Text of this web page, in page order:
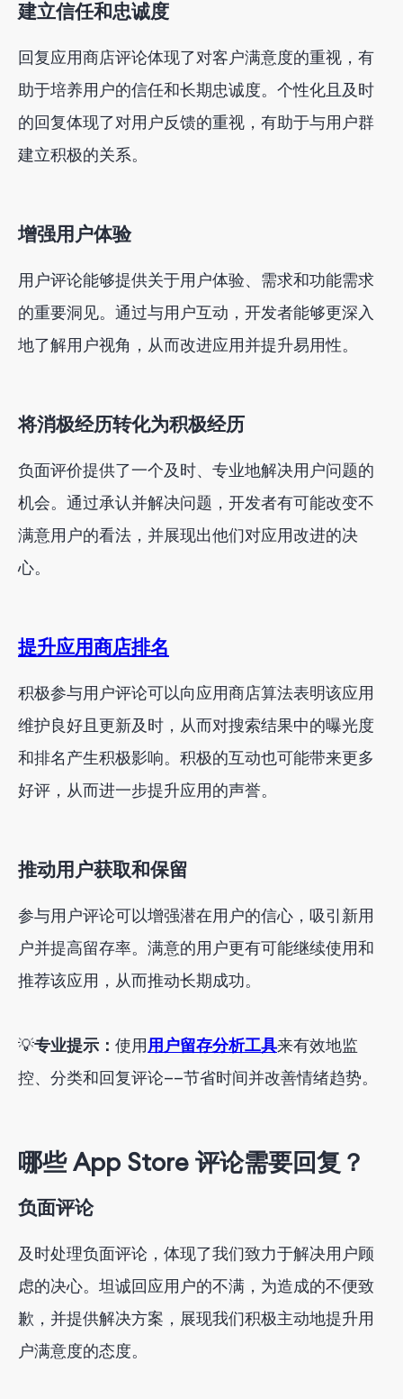
建立信任和忠诚度
回复应用商店评论体现了对客户满意度的重视，有
助于培养用户的信任和长期忠诚度。个性化且及时
的回复体现了对用户反馈的重视，有助于与用户群
建立积极的关系。
增强用户体验
用户评论能够提供关于用户体验、需求和功能需求
的重要洞见。通过与用户互动，开发者能够更深入
地了解用户视角，从而改进应用并提升易用性。
将消极经历转化为积极经历
负面评价提供了一个及时、专业地解决用户问题的
机会。通过承认并解决问题，开发者有可能改变不
满意用户的看法，并展现出他们对应用改进的决
心。
提升应用商店排名
积极参与用户评论可以向应用商店算法表明该应用
维护良好且更新及时，从而对搜索结果中的曝光度
和排名产生积极影响。积极的互动也可能带来更多
好评，从而进一步提升应用的声誉。
推动用户获取和保留
参与用户评论可以增强潜在用户的信心，吸引新用
户并提高留存率。满意的用户更有可能继续使用和
推荐该应用，从而推动长期成功。
💡专业提示： 使用用户留存分析工具来有效地监
控、分类和回复评论——节省时间并改善情绪趋势。
哪些 App Store 评论需要回复？
负面评论
及时处理负面评论，体现了我们致力于解决用户顾
虑的决心。坦诚回应用户的不满，为造成的不便致
歉，并提供解决方案，展现我们积极主动地提升用
户满意度的态度。